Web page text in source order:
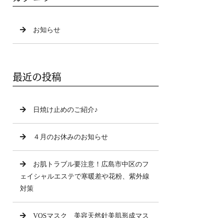
お知らせ
最近の投稿
日焼け止めのご紹介♪
４月のお休みのお知らせ
お肌トラブル要注意！広島市中区のフ
ェイシャルエステで寒暖差や花粉、紫外線
対策
VOSマスク 美容天然針美肌形成マス